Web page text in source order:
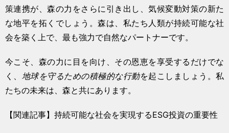
策連携が、森の力をさらに引き出し、気候変動対策の新た
な地平を拓くでしょう。森は、私たち人類が持続可能な社
会を築く上で、最も強力で自然なパートナーです。
今こそ、森の力に目を向け、その恩恵を享受するだけでな
く、 地球を守るための積極的な行動を起こしましょう。私
たちの未来は、森と共にあります。
【関連記事】持続可能な社会を実現するESG投資の重要性